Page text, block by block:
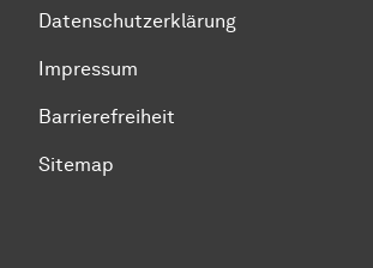
Datenschutzerklärung
Impressum
Barrierefreiheit
Sitemap